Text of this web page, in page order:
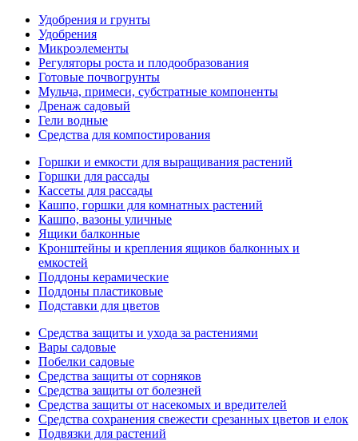
Удобрения и грунты
Удобрения
Микроэлементы
Регуляторы роста и плодообразования
Готовые почвогрунты
Мульча, примеси, субстратные компоненты
Дренаж садовый
Гели водные
Средства для компостирования
Горшки и емкости для выращивания растений
Горшки для рассады
Кассеты для рассады
Кашпо, горшки для комнатных растений
Кашпо, вазоны уличные
Ящики балконные
Кронштейны и крепления ящиков балконных и
емкостей
Поддоны керамические
Поддоны пластиковые
Подставки для цветов
Средства защиты и ухода за растениями
Вары садовые
Побелки садовые
Средства защиты от сорняков
Средства защиты от болезней
Средства защиты от насекомых и вредителей
Средства сохранения свежести срезанных цветов и елок
Подвязки для растений